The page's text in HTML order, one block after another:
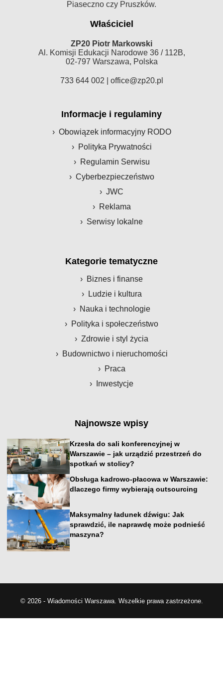
Piaseczno czy Pruszków.
Właściciel
ZP20 Piotr Markowski
Al. Komisji Edukacji Narodowe 36 / 112B,
02-797 Warszawa, Polska
733 644 002 | office@zp20.pl
Informacje i regulaminy
Obowiązek informacyjny RODO
Polityka Prywatności
Regulamin Serwisu
Cyberbezpieczeństwo
JWC
Reklama
Serwisy lokalne
Kategorie tematyczne
Biznes i finanse
Ludzie i kultura
Nauka i technologie
Polityka i społeczeństwo
Zdrowie i styl życia
Budownictwo i nieruchomości
Praca
Inwestycje
Najnowsze wpisy
Krzesła do sali konferencyjnej w
Warszawie – jak urządzić przestrzeń do
spotkań w stolicy?
Obsługa kadrowo-płacowa w Warszawie:
dlaczego firmy wybierają outsourcing
Maksymalny ładunek dźwigu: Jak
sprawdzić, ile naprawdę może podnieść
maszyna?
© 2026 - Wiadomości Warszawa. Wszelkie prawa zastrzeżone.